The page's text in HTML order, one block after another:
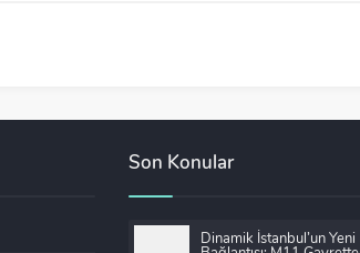
Son Konular
Dinamik İstanbul’un Yeni